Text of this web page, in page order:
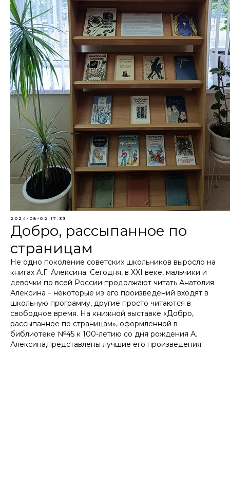
2024-08-02 17:33
Добро, рассыпанное по
страницам
Не одно поколение советских школьников выросло на
книгах А.Г. Алексина. Сегодня, в ХХI веке, мальчики и
девочки по всей России продолжают читать Анатолия
Алексина – некоторые из его произведений входят в
школьную программу, другие просто читаются в
свободное время. На книжной выставке «Добро,
рассыпанное по страницам», оформленной в
библиотеке №45 к 100-летию со дня рождения А.
Алексина,представлены лучшие его произведения.